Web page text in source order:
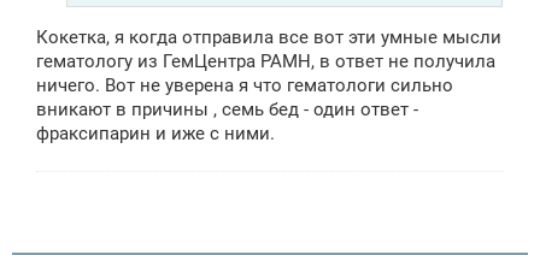
Кокетка, я когда отправила все вот эти умные мысли
гематологу из ГемЦентра РАМН, в ответ не получила
ничего. Вот не уверена я что гематологи сильно
вникают в причины , семь бед - один ответ -
фраксипарин и иже с ними.